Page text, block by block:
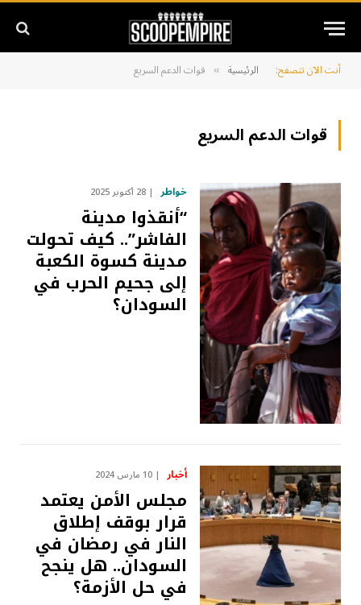
أنت الآن تتصفح: الرئيسية » قوات الدعم السريع
قوات الدعم السريع
خواطر 28 أكتوبر 2025
“أنقذوا مدينة
الفاشر”.. كيف تحولت
مدينة كسوة الكعبة
إلى جحيم الحرب في
السودان؟
أخبار 10 مارس 2024
مجلس الأمن يعتمد
قرار بوقف إطلاق
النار في رمضان في
السودان.. هل ينجح
في حل الأزمة؟